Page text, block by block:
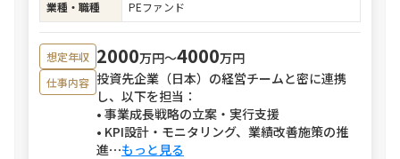
業種・職種
PEファンド
想定年収 2000万円〜4000万円
仕事内容 投資先企業（日本）の経営チームと密に連携
し、以下を担当：
• 事業成長戦略の立案・実行支援
• KPI設計・モニタリング、業績改善施策の推
進⋯もっと見る